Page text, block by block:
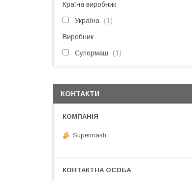
Країна виробник
Україна 1
Виробник
Супермаш 1
КОНТАКТИ
Supermash